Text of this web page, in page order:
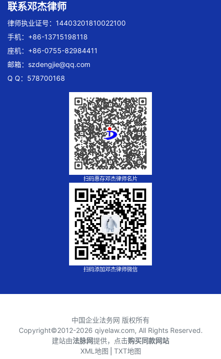
联系邓杰律师
律师执业证号：14403201810022100
手机：+86-13715198118
座机：+86-0755-82984411
邮箱： szdengjie@qq.com
Q Q：578700168
扫码惠存邓杰律师名片
扫码添加邓杰律师微信
中国企业法务网 版权所有
Copyright©2012-2026 qiyelaw.com, All Rights Reserved.
建站由法脉网提供，点击购买同款网站
XML地图 TXT地图